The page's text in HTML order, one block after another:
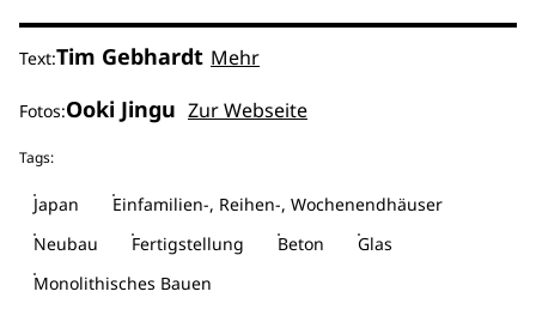
Text:Tim Gebhardt Mehr
Fotos:Ooki Jingu Zur Webseite
Tags:
Japan
Einfamilien-, Reihen-, Wochenendhäuser
Neubau
Fertigstellung Beton
Glas
Monolithisches Bauen